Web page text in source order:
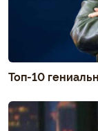
Топ-10